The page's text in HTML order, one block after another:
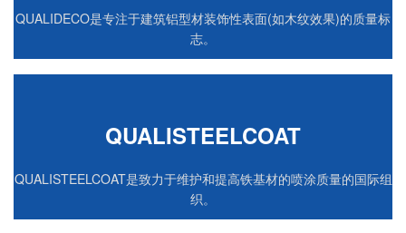
QUALIDECO是专注于建筑铝型材装饰性表面(如木纹效果)的质量标
志。
QUALISTEELCOAT
QUALISTEELCOAT是致力于维护和提高铁基材的喷涂质量的国际组
织。